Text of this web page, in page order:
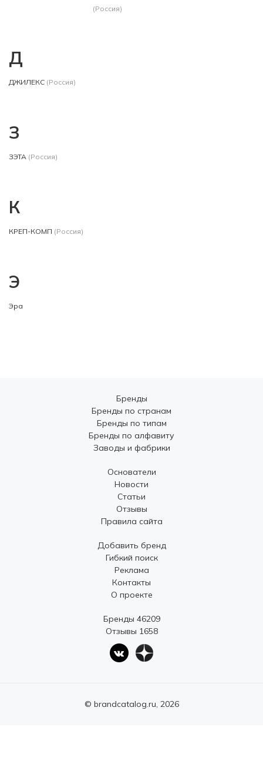
(Россия)
Д
ДЖИЛЕКС (Россия)
З
ЗЭТА (Россия)
К
КРЕП-КОМП (Россия)
Э
Эра
Бренды
Бренды по странам
Бренды по типам
Бренды по алфавиту
Заводы и фабрики
Основатели
Новости
Статьи
Отзывы
Правила сайта
Добавить бренд
Гибкий поиск
Реклама
Контакты
О проекте
Бренды 46209
Отзывы 1658
© brandcatalog.ru, 2026